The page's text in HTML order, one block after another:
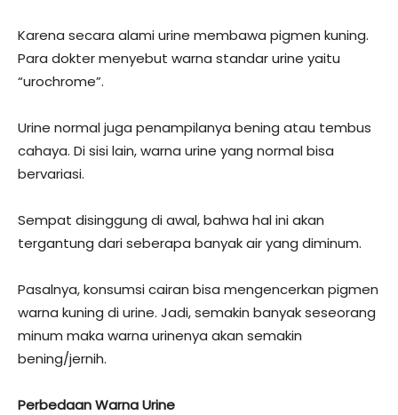
Karena secara alami urine membawa pigmen kuning.
Para dokter menyebut warna standar urine yaitu
“urochrome”.
Urine normal juga penampilanya bening atau tembus
cahaya. Di sisi lain, warna urine yang normal bisa
bervariasi.
Sempat disinggung di awal, bahwa hal ini akan
tergantung dari seberapa banyak air yang diminum.
Pasalnya, konsumsi cairan bisa mengencerkan pigmen
warna kuning di urine. Jadi, semakin banyak seseorang
minum maka warna urinenya akan semakin
bening/jernih.
Perbedaan Warna Urine